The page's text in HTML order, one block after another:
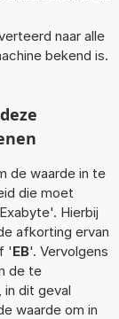
naar alle
bekend is.
de waarde in te
die moet
Hierbij
afkorting ervan
'EB'. Vervolgens
de te
dit geval
waarde om in